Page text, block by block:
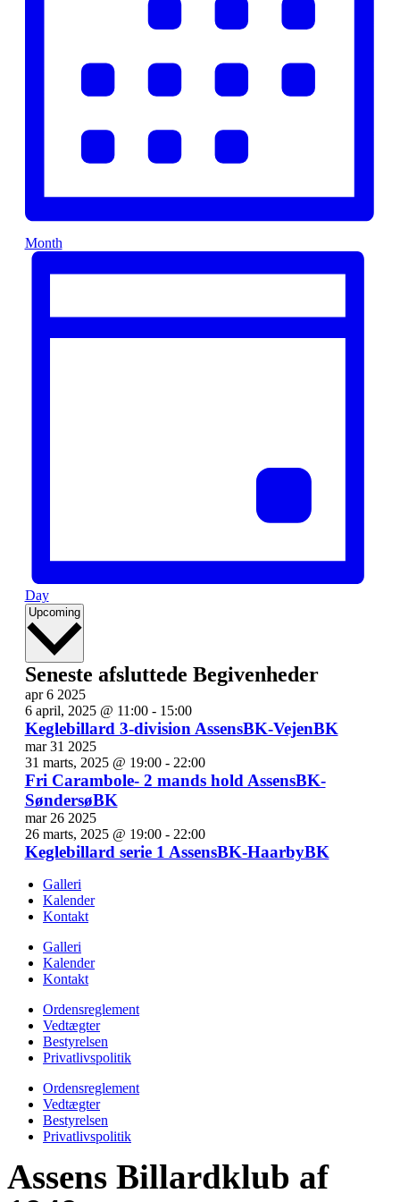
Month
Day
Upcoming Vælg
Seneste afsluttede Begivenheder
apr6 2025
6 april, 2025 @ 11:00- 15:00
Keglebillard 3-division AssensBK-VejenBK
mar31 2025
31 marts, 2025 @ 19:00- 22:00
Fri Carambole- 2 mands hold AssensBK-
SøndersøBK
mar 26 2025
26 marts, 2025 @ 19:00- 22:00
Keglebillard serie 1 AssensBK-HaarbyBK
Galleri
Kalender
Kontakt
Galleri
Kalender
Kontakt
Ordensreglement
Vedtægter
Bestyrelsen
Privatlivspolitik
Ordensreglement
Vedtægter
Bestyrelsen
Privatlivspolitik
Assens Billardklub af